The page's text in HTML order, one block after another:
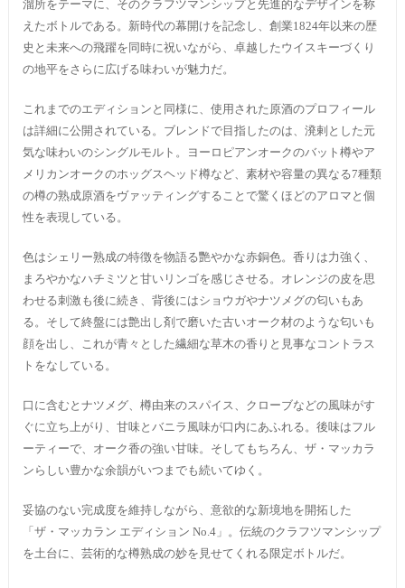
溜所をテーマに、そのクラフツマンシップと先進的なデザインを称
えたボトルである。新時代の幕開けを記念し、創業1824年以来の歴
史と未来への飛躍を同時に祝いながら、卓越したウイスキーづくり
の地平をさらに広げる味わいが魅力だ。
これまでのエディションと同様に、使用された原酒のプロフィール
は詳細に公開されている。ブレンドで目指したのは、溌剌とした元
気な味わいのシングルモルト。ヨーロピアンオークのバット樽やア
メリカンオークのホッグスヘッド樽など、素材や容量の異なる7種類
の樽の熟成原酒をヴァッティングすることで驚くほどのアロマと個
性を表現している。
色はシェリー熟成の特徴を物語る艷やかな赤銅色。香りは力強く、
まろやかなハチミツと甘いリンゴを感じさせる。オレンジの皮を思
わせる刺激も後に続き、背後にはショウガやナツメグの匂いもあ
る。そして終盤には艶出し剤で磨いた古いオーク材のような匂いも
顔を出し、これが青々とした繊細な草木の香りと見事なコントラス
トをなしている。
口に含むとナツメグ、樽由来のスパイス、クローブなどの風味がす
ぐに立ち上がり、甘味とバニラ風味が口内にあふれる。後味はフル
ーティーで、オーク香の強い甘味。そしてもちろん、ザ・マッカラ
ンらしい豊かな余韻がいつまでも続いてゆく。
妥協のない完成度を維持しながら、意欲的な新境地を開拓した
「ザ・マッカラン エディション No.4」。伝統のクラフツマンシップ
を土台に、芸術的な樽熟成の妙を見せてくれる限定ボトルだ。